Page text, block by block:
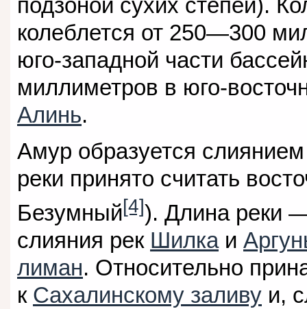
колеблется от 250—300
юго-западной части
миллиметров в юго-
Алинь.
Амур образуется
реки принято считать
Безумный[4]). Длина реки
слияния рек Шилкаи
лиман. Относительно
к Сахалинскому заливу и,